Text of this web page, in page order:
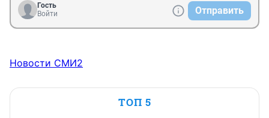
Гость
Войти
Отправить
Новости СМИ2
ТОП 5